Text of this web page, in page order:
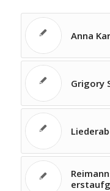
Anna
Grigory